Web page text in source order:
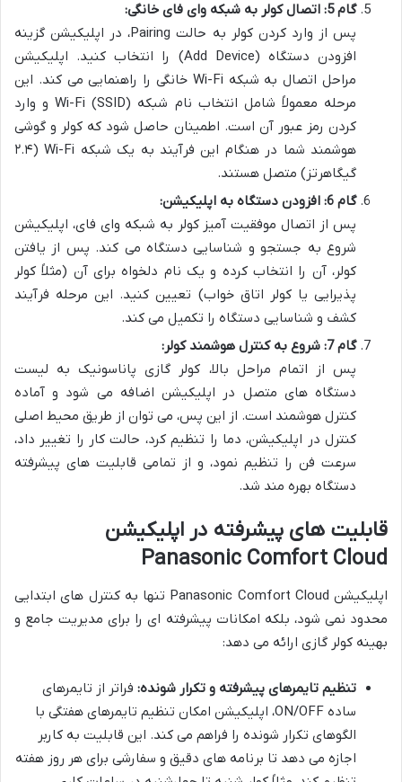
گام 5: اتصال کولر به شبکه وای فای خانگی:
پس از وارد کردن کولر به حالت Pairing، در اپلیکیشن گزینه
افزودن دستگاه (Add Device) را انتخاب کنید. اپلیکیشن
مراحل اتصال به شبکه Wi-Fi خانگی را راهنمایی می کند. این
مرحله معمولاً شامل انتخاب نام شبکه Wi-Fi (SSID) و وارد
کردن رمز عبور آن است. اطمینان حاصل شود که کولر و گوشی
هوشمند شما در هنگام این فرآیند به یک شبکه Wi-Fi (۲.۴
گیگاهرتز) متصل هستند.
گام 6: افزودن دستگاه به اپلیکیشن:
پس از اتصال موفقیت آمیز کولر به شبکه وای فای، اپلیکیشن
شروع به جستجو و شناسایی دستگاه می کند. پس از یافتن
کولر، آن را انتخاب کرده و یک نام دلخواه برای آن (مثلاً کولر
پذیرایی یا کولر اتاق خواب) تعیین کنید. این مرحله فرآیند
کشف و شناسایی دستگاه را تکمیل می کند.
گام 7: شروع به کنترل هوشمند کولر:
پس از اتمام مراحل بالا، کولر گازی پاناسونیک به لیست
دستگاه های متصل در اپلیکیشن اضافه می شود و آماده
کنترل هوشمند است. از این پس، می توان از طریق محیط اصلی
کنترل در اپلیکیشن، دما را تنظیم کرد، حالت کار را تغییر داد،
سرعت فن را تنظیم نمود، و از تمامی قابلیت های پیشرفته
دستگاه بهره مند شد.
قابلیت های پیشرفته در اپلیکیشن
Panasonic Comfort Cloud
اپلیکیشن Panasonic Comfort Cloud تنها به کنترل های ابتدایی
محدود نمی شود، بلکه امکانات پیشرفته ای را برای مدیریت جامع و
بهینه کولر گازی ارائه می دهد:
تنظیم تایمرهای پیشرفته و تکرار شونده: فراتر از تایمرهای
ساده ON/OFF، اپلیکیشن امکان تنظیم تایمرهای هفتگی با
الگوهای تکرار شونده را فراهم می کند. این قابلیت به کاربر
اجازه می دهد تا برنامه های دقیق و سفارشی برای هر روز هفته